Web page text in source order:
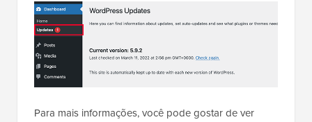
Para mais informações, você pode gostar de ver